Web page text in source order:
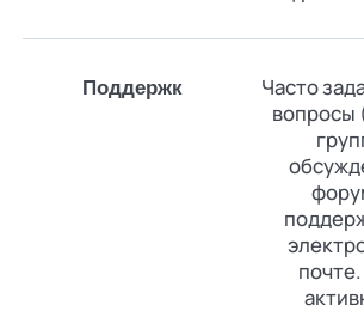
Поддержк
Часто
вопросы